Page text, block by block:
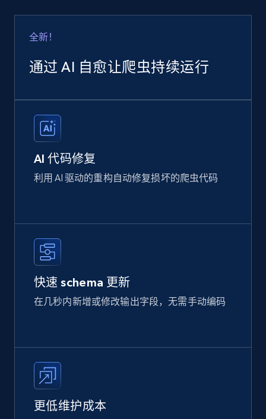
全新！
通过 AI 自愈让爬虫持续运行
AI 代码修复
利用 AI 驱动的重构自动修复损坏的爬虫代码
快速 schema 更新
在几秒内新增或修改输出字段，无需手动编码
更低维护成本